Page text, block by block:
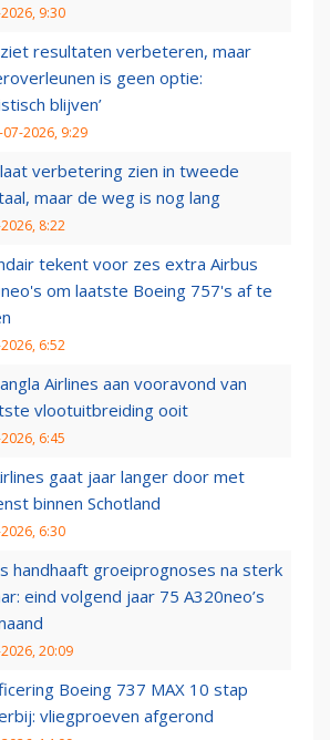
9:30
resultaten verbeteren, maar
is geen optie:
blijven’
2026, 9:29
verbetering zien in tweede
maar de weg is nog lang
8:22
tekent voor zes extra Airbus
om laatste Boeing 757's af te
6:52
Airlines aan vooravond van
vlootuitbreiding ooit
6:45
gaat jaar langer door met
binnen Schotland
6:30
handhaaft groeiprognoses na sterk
eind volgend jaar 75 A320neo’s
20:09
Boeing 737 MAX 10 stap
vliegproeven afgerond